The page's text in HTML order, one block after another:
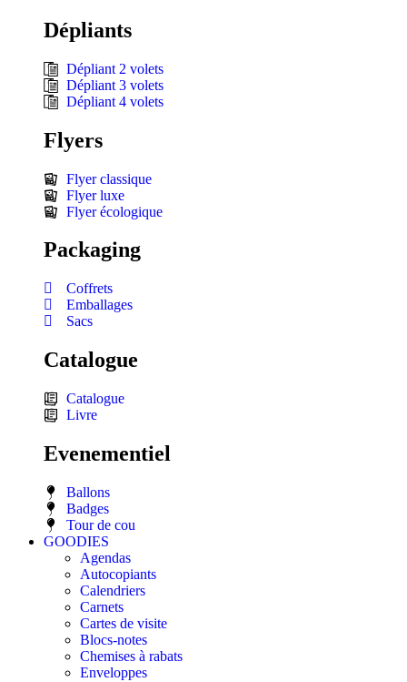
Dépliants
Dépliant 2 volets
Dépliant 3 volets
Dépliant 4 volets
Flyers
Flyer classique
Flyer luxe
Flyer écologique
Packaging
Coffrets
Emballages
Sacs
Catalogue
Catalogue
Livre
Evenementiel
Ballons
Badges
Tour de cou
GOODIES
Agendas
Autocopiants
Calendriers
Carnets
Cartes de visite
Blocs-notes
Chemises à rabats
Enveloppes